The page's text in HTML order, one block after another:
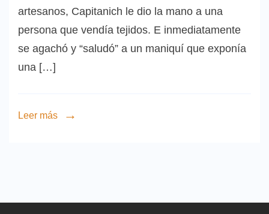
artesanos, Capitanich le dio la mano a una
persona que vendía tejidos. E inmediatamente
se agachó y “saludó” a un maniquí que exponía
una […]
Leer más